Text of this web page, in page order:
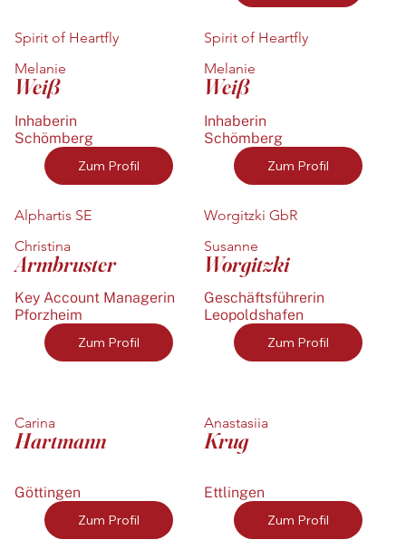
Spirit of Heartfly
Melanie
Weiß
Inhaberin
Schömberg
Zum Profil
Spirit of Heartfly
Melanie
Weiß
Inhaberin
Schömberg
Zum Profil
Alphartis SE
Christina
Armbruster
Key Account Managerin
Pforzheim
Zum Profil
Worgitzki GbR
Susanne
Worgitzki
Geschäftsführerin
Leopoldshafen
Zum Profil
Carina
Hartmann
Göttingen
Zum Profil
Anastasiia
Krug
Ettlingen
Zum Profil